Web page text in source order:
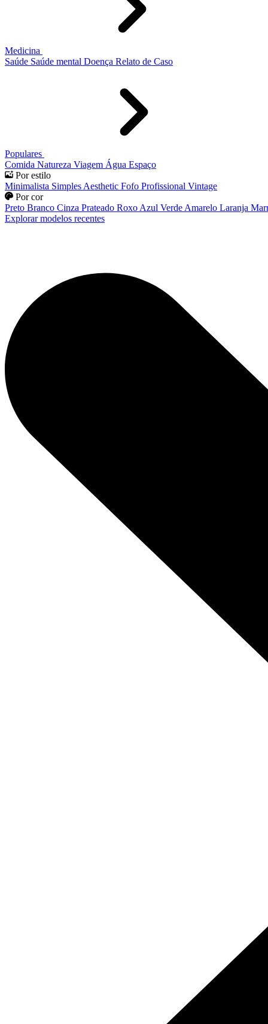
Medicina
Saúde Saúde mental Doença Relato de Caso
Populares
Comida Natureza Viagem Água Espaço
Por estilo
Minimalista Simples Aesthetic Fofo Profissional Vintage
Por cor
Preto Branco Cinza Prateado Roxo Azul Verde Amarelo Laranja
Explorar modelos recentes